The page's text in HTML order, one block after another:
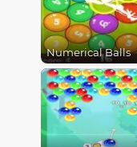
Numerical Balls